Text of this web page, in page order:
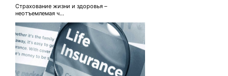
Страхование жизни и здоровья –
неотъемлемая ч...